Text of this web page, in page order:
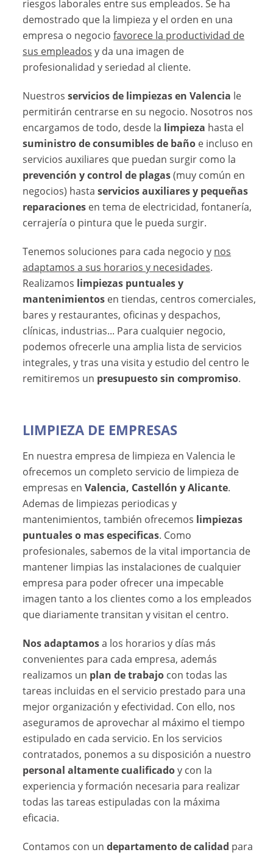
riesgos laborales entre sus empleados. Se ha
demostrado que la limpieza y el orden en una
empresa o negociofavorece la productividad de
sus empleados y da una imagen de
profesionalidad y seriedad al cliente.
Nuestrosservicios de limpiezas en Valencia le
permitirán centrarse en su negocio. Nosotros nos
encargamos de todo, desde la limpieza hasta el
suministro de consumibles de baño e incluso en
servicios auxiliares que puedan surgir como la
prevención y control de plagas(muy común en
negocios) hastaservicios auxiliares y pequeñas
reparaciones en tema de electricidad, fontanería,
cerrajería o pintura que le pueda surgir.
Tenemos soluciones para cada negocio y nos
adaptamos a sus horarios y necesidades.
Realizamos limpiezas puntuales y
mantenimientos en tiendas, centros comerciales,
bares y restaurantes, oficinas y despachos,
clínicas, industrias... Para cualquier negocio,
podemos ofrecerle una amplia lista de servicios
integrales, y tras una visita y estudio del centro le
remitiremos un presupuesto sin compromiso.
LIMPIEZA DE EMPRESAS
En nuestra empresa de limpieza en Valencia le
ofrecemos un completo servicio de limpieza de
empresas enValencia, Castellón y Alicante.
Ademas de limpiezas periodicas y
mantenimientos, también ofrecemos limpiezas
puntuales o mas especificas. Como
profesionales, sabemos de la vital importancia de
mantener limpias las instalaciones de cualquier
empresa para poder ofrecer una impecable
imagen tanto a los clientes como a los empleados
que diariamente transitan y visitan el centro.
Nos adaptamosa los horarios y días más
convenientes para cada empresa, además
realizamos un plan de trabajo con todas las
tareas incluidas en el servicio prestado para una
mejor organización y efectividad. Con ello, nos
aseguramos de aprovechar al máximo el tiempo
estipulado en cada servicio. En los servicios
contratados, ponemos a su disposición a nuestro
personal altamente cualificadoy con la
experiencia y formación necesaria para realizar
todas las tareas estipuladas con la máxima
eficacia.
Contamos con undepartamento de calidad para